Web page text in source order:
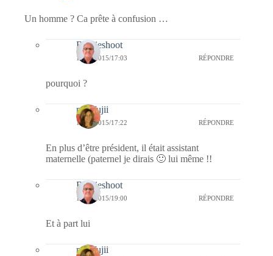
Un homme ? Ca prête à confusion …
Bernieshoot
13/05/2015/17:03 RÉPONDRE
pourquoi ?
missfujii
13/05/2015/17:22 RÉPONDRE
En plus d’être président, il était assistant
maternelle (paternel je dirais 🙂 lui même !!
Bernieshoot
13/05/2015/19:00 RÉPONDRE
Et à part lui
missfujii